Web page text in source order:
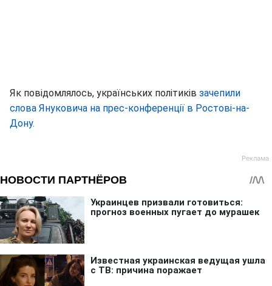
Як повідомлялось, українських політиків зачепили
слова Януковича на прес-конференції в Ростові-на-
Дону.